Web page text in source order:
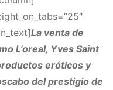
La venta de
L’oreal, Yves Saint
eróticos y
del prestigio de